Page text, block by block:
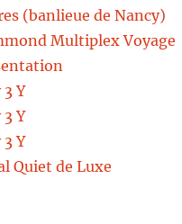
(banlieue de Nancy)
Multiplex Voyage
3 Y
3 Y
3 Y
Quiet de Luxe